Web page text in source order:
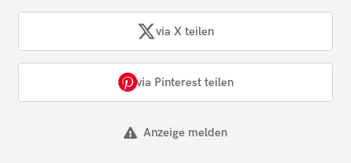
via X teilen
via Pinterest teilen
Anzeige melden